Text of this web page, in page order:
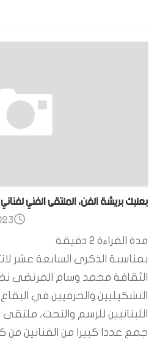
بعلبك بريشة الفن، الملتقى الفني
مدة القراءة 2 دقيقة
بمناسبة الذكرى السابعة عشر
الثقافة محمد وسام المرتضى
التشكيليين والحرفيين في
اللبنانيين للرسم والنحت،
جمع عددا كبيرا من الفنانين من